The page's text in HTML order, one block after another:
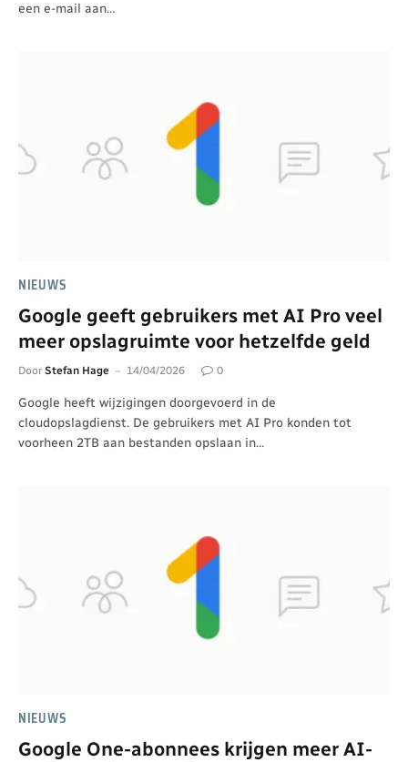
een e-mail aan…
NIEUWS
Google geeft gebruikers met AI Pro veel
meer opslagruimte voor hetzelfde geld
Door Stefan Hage 14/04/2026 0
Google heeft wijzigingen doorgevoerd in de
cloudopslagdienst. De gebruikers met AI Pro konden tot
voorheen 2TB aan bestanden opslaan in…
NIEUWS
Google One-abonnees krijgen meer AI-